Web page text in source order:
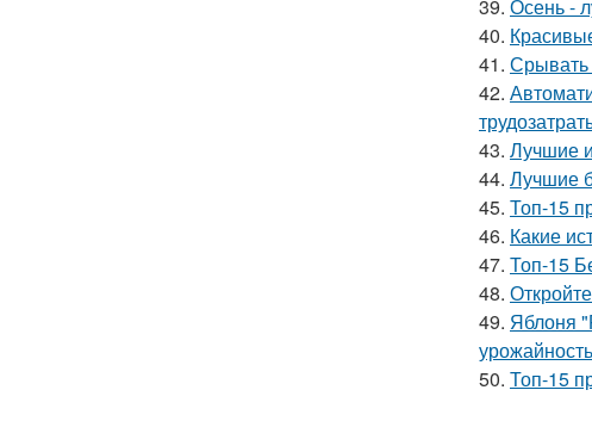
39. Осень -
40.
41. Срывать
42.
43. Лучшие
44. Лучшие
45. Топ-15
46. Какие
47. Топ-15
48.
49. Яблоня
50. Топ-15